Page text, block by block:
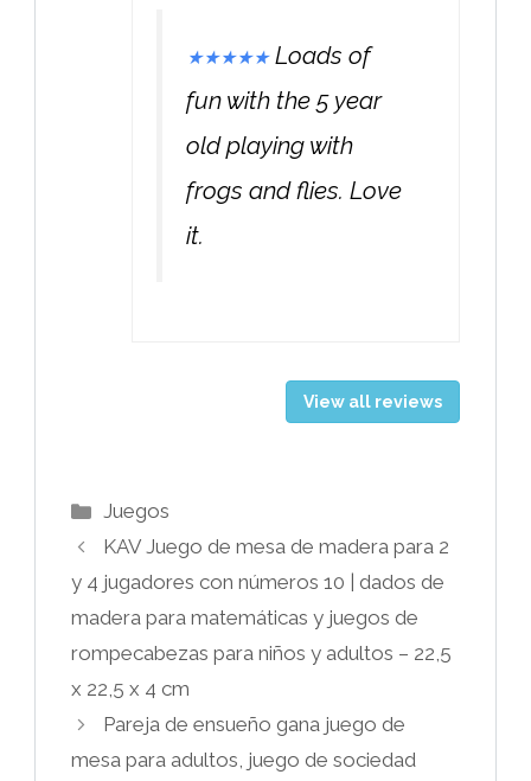
★★★★★ Loads of
fun with the 5 year
old playing with
frogs and flies. Love
it.
View all reviews
Categorías
Juegos
KAV Juego de mesa de madera para 2
y 4 jugadores con números 10 | dados de
madera para matemáticas y juegos de
rompecabezas para niños y adultos – 22,5
x 22,5 x 4 cm
Pareja de ensueño gana juego de
mesa para adultos, juego de sociedad